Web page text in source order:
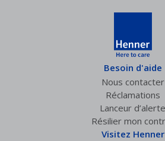
Besoin d'aide
Nous contacter
Réclamations
Lanceur d’alerte
Résilier mon
Visitez Henner